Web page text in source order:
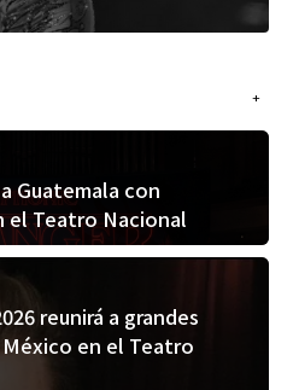
+
Guatemala con
Teatro Nacional
reunirá a grandes
en el Teatro